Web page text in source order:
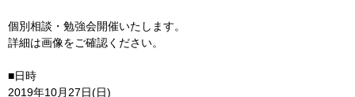
個別相談・勉強会開催いたします。
詳細は画像をご確認ください。
■日時
2019年10月27日(日)